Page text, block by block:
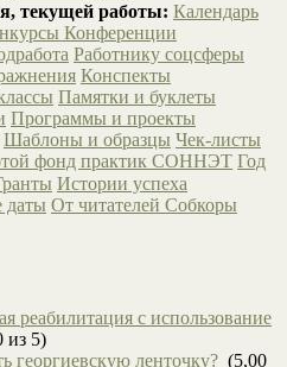
текущей работы: Календарь
Конференции
Работнику соцсферы
Конспекты
Памятки и буклеты
Программы и проекты
Шаблоны и образцы Чек-листы
фонд практик СОННЭТ Год
Истории успеха
даты От читателей Собкоры
реабилитация с использование
из 5)
георгиевскую ленточку? (5,00